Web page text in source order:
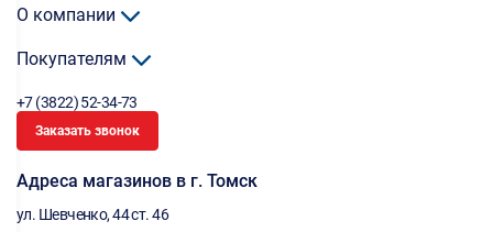
О компании
Покупателям
+7 (3822) 52-34-73
Заказать звонок
Адреса магазинов в г. Томск
ул. Шевченко, 44 ст. 46